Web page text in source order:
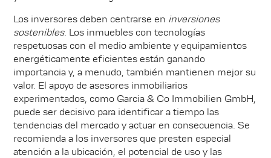
Los inversores deben centrarse en inversiones
sostenibles. Los inmuebles con tecnologías
respetuosas con el medio ambiente y equipamientos
energéticamente eficientes están ganando
importancia y, a menudo, también mantienen mejor su
valor. El apoyo de asesores inmobiliarios
experimentados, como Garcia & Co Immobilien GmbH,
puede ser decisivo para identificar a tiempo las
tendencias del mercado y actuar en consecuencia. Se
recomienda a los inversores que presten especial
atención a la ubicación, el potencial de uso y las